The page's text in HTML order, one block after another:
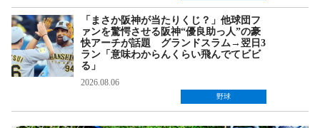
「まさか阪神が当たりくじ？」他球団フ
ァンを驚愕させる阪神“優良助っ人”の豪
快アーチが話題 グランドスラム→翌日3
ラン「意味わからんくらい飛んでてビビ
る」
2026.08.06
野球